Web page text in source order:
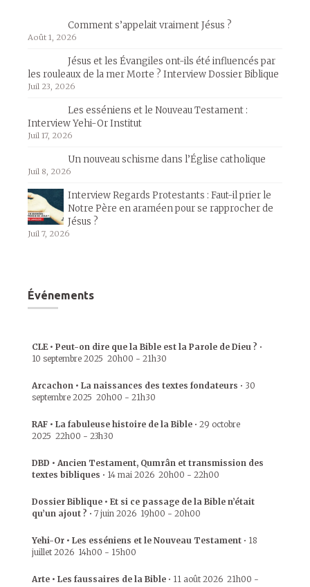
Comment s’appelait vraiment Jésus ?
Août 1, 2026
Jésus et les Évangiles ont-ils été influencés par
les rouleaux de la mer Morte ? Interview Dossier Biblique
Juil 23, 2026
Les esséniens et le Nouveau Testament :
Interview Yehi-Or Institut
Juil 17, 2026
Un nouveau schisme dans l’Église catholique
Juil 8, 2026
Interview Regards Protestants : Faut-il prier le
Notre Père en araméen pour se rapprocher de
Jésus ?
Juil 7, 2026
Événements
CLE • Peut-on dire que la Bible est la Parole de Dieu ? •
10 septembre 2025 20h00 - 21h30
Arcachon • La naissances des textes fondateurs • 30
septembre 2025 20h00 - 21h30
RAF • La fabuleuse histoire de la Bible • 29 octobre
2025 22h00 - 23h30
DBD • Ancien Testament, Qumrân et transmission des
textes bibliques • 14 mai 2026 20h00 - 22h00
Dossier Biblique • Et si ce passage de la Bible n’était
qu’un ajout ? • 7 juin 2026 19h00 - 20h00
Yehi-Or • Les esséniens et le Nouveau Testament • 18
juillet 2026 14h00 - 15h00
Arte • Les faussaires de la Bible • 11 août 2026 21h00 -